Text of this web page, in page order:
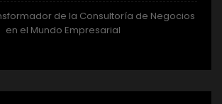
de la Consultoría de Negocios
en el Mundo Empresarial